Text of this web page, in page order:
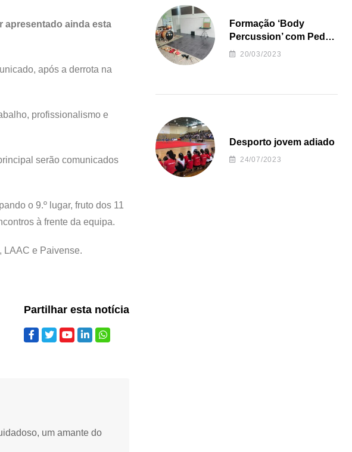
apresentado ainda esta
após a derrota na
profissionalismo e
serão comunicados
o 9.º lugar, fruto dos 11
à frente da equipa.
LAAC e Paivense.
Partilhar esta notícia
um amante do
Formação ‘Body
Percussion’ com Pedro
Almeida
20/03/2023
Desporto jovem adiado
24/07/2023